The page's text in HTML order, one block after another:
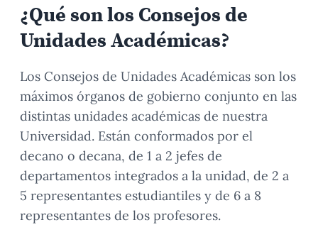
¿Quéson los Consejos de
Unidades Académicas?
Los Consejos de Unidades Académicas son los
máximos órganos de gobierno conjunto en las
distintas unidades académicas de nuestra
Universidad. Están conformados por el
decano o decana, de 1 a 2 jefes de
departamentos integrados a la unidad, de 2 a
5 representantes estudiantiles y de 6 a 8
representantes de los profesores.